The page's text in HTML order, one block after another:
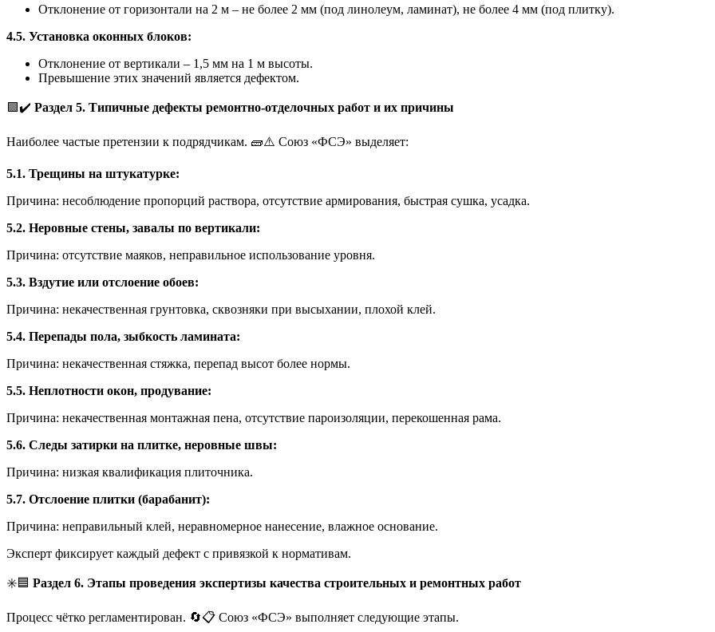
Отклонение от горизонтали на 2 м – не более 2 мм (под линолеум, ламинат), не более 4 мм (под плитку).
4.5. Установка оконных блоков:
Отклонение от вертикали – 1,5 мм на 1 м высоты.
Превышение этих значений является дефектом.
🟩✔️ Раздел 5. Типичные дефекты ремонтно-отделочных работ и их причины
Наиболее частые претензии к подрядчикам. 🧱⚠️ Союз «ФСЭ» выделяет:
5.1. Трещины на штукатурке:
Причина: несоблюдение пропорций раствора, отсутствие армирования, быстрая сушка, усадка.
5.2. Неровные стены, завалы по вертикали:
Причина: отсутствие маяков, неправильное использование уровня.
5.3. Вздутие или отслоение обоев:
Причина: некачественная грунтовка, сквозняки при высыхании, плохой клей.
5.4. Перепады пола, зыбкость ламината:
Причина: некачественная стяжка, перепад высот более нормы.
5.5. Неплотности окон, продувание:
Причина: некачественная монтажная пена, отсутствие пароизоляции, перекошенная рама.
5.6. Следы затирки на плитке, неровные швы:
Причина: низкая квалификация плиточника.
5.7. Отслоение плитки (барабанит):
Причина: неправильный клей, неравномерное нанесение, влажное основание.
Эксперт фиксирует каждый дефект с привязкой к нормативам.
✳️🟦 Раздел 6. Этапы проведения экспертизы качества строительных и ремонтных работ
Процесс чётко регламентирован. 🔄📋 Союз «ФСЭ» выполняет следующие этапы.